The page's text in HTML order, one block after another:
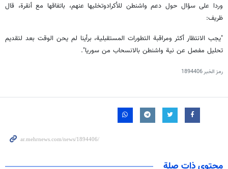
وردا على سؤال حول دعم واشنطن للأكرادوتخليها عنهم، باتفاقها مع أنقرة، قال
ظريف:
"يجب الانتظار أكثر ومراقبة التطورات المستقبلية، برأينا لم يحن الوقت بعد لتقديم
تحليل مفصل عن نية واشنطن بالانسحاب من سوريا".
رمز الخبر1894406
محتوى ذات صلة